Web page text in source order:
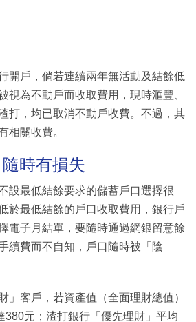
開戶，倘若連續兩年無活動及結餘低
視為不動戶而收取費用，現時滙豐、
打，均已取消不動戶收費。不過，其
相關收費。
時有損失
設最低結餘要求的儲蓄戶口選擇很
於最低結餘的戶口收取費用，銀行戶
電子月結單，要隨時通過網銀留意餘
續費而不自知，戶口隨時被「陰
」客戶，若資產值（全面理財總值）
380元；渣打銀行「優先理財」平均